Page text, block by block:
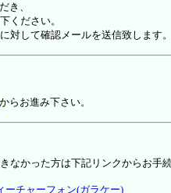
き、
ください。
対して確認メールを送信致します。
からお進み下さい。
なかった方は下記リンクからお手
チャーフォン(ガラケー)